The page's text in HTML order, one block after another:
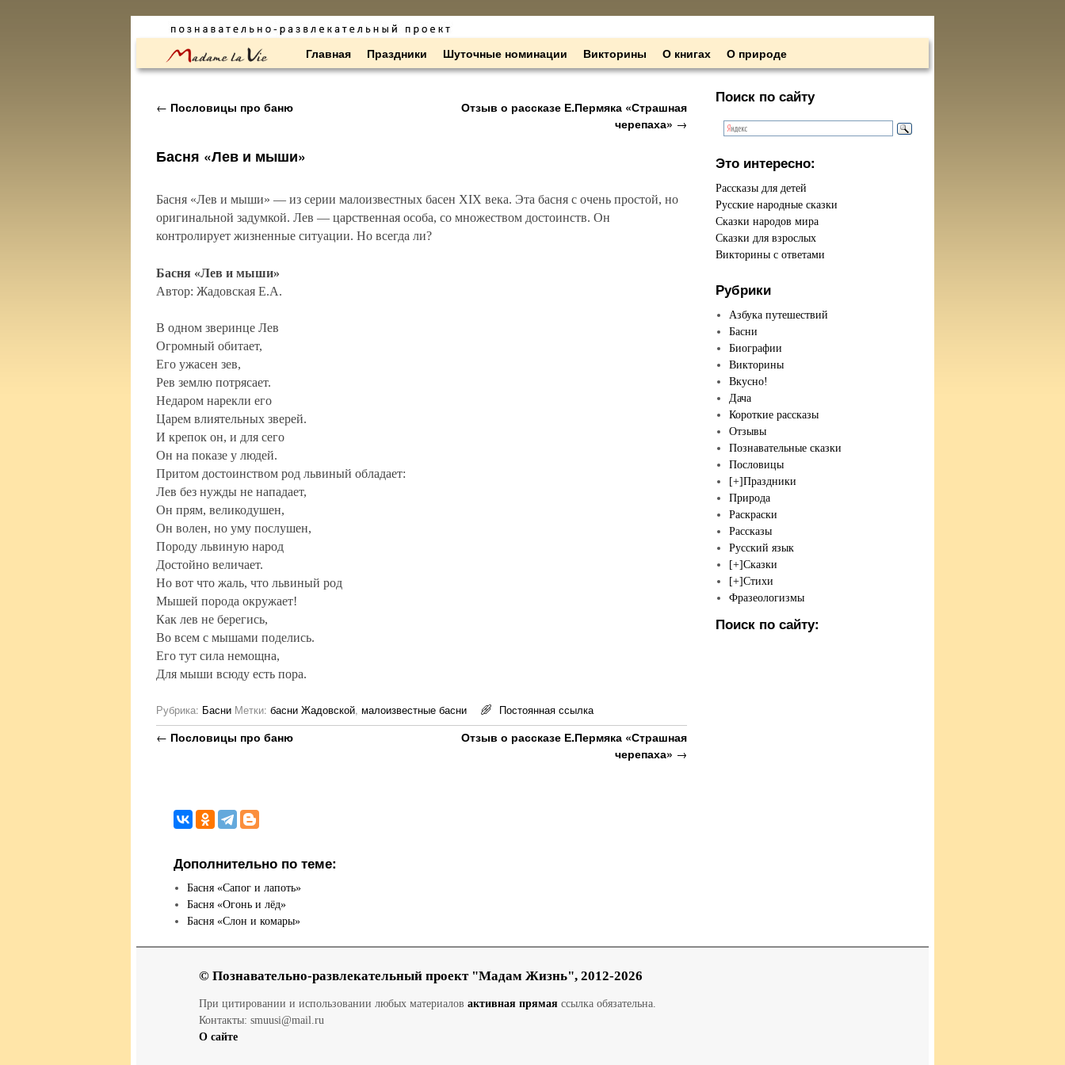
Перейти к основному содержимому
Перейти к дополнительному содержимому Главная Праздники Шуточные номинации Викторины О книгах О природе
Навигация по записям
← Пословицы про баню
Отзыв о рассказе Е.Пермяка «Страшная
черепаха» →
Басня «Лев и мыши»
Басня «Лев и мыши» — из серии малоизвестных басен XIX века. Эта басня с очень простой, но
оригинальной задумкой. Лев — царственная особа, со множеством достоинств. Он
контролирует жизненные ситуации. Но всегда ли?
Басня «Лев и мыши»
Автор: Жадовская Е.А.
В одном зверинце Лев
Огромный обитает,
Его ужасен зев,
Рев землю потрясает.
Недаром нарекли его
Царем влиятельных зверей.
И крепок он, и для сего
Он на показе у людей.
Притом достоинством род львиный обладает:
Лев без нужды не нападает,
Он прям, великодушен,
Он волен, но уму послушен,
Породу львиную народ
Достойно величает.
Но вот что жаль, что львиный род
Мышей порода окружает!
Как лев не берегись,
Во всем с мышами поделись.
Его тут сила немощна,
Для мыши всюду есть пора.
Рубрика: Басни Метки: басни Жадовской, малоизвестные басни Постоянная ссылка
Навигация по записям
← Пословицы про баню
Отзыв о рассказе Е.Пермяка «Страшная
черепаха» →
Дополнительно по теме:
Басня «Сапог и лапоть»
Басня «Огонь и лёд»
Басня «Слон и комары»
Поиск по сайту
Это интересно:
Рассказы для детей
Русские народные сказки
Сказки народов мира
Сказки для взрослых
Викторины с ответами
Рубрики
Азбука путешествий
Басни
Биографии
Викторины
Вкусно!
Дача
Короткие рассказы
Отзывы
Познавательные сказки
Пословицы
[+]Праздники
Природа
Раскраски
Рассказы
Русский язык
[+]Сказки
[+]Стихи
Фразеологизмы
Поиск по сайту:
© Познавательно-развлекательный проект "Мадам Жизнь", 2012-2026
При цитировании и использовании любых материалов активная прямаяссылка обязательна.
Контакты: smuusi@mail.ru
О сайте